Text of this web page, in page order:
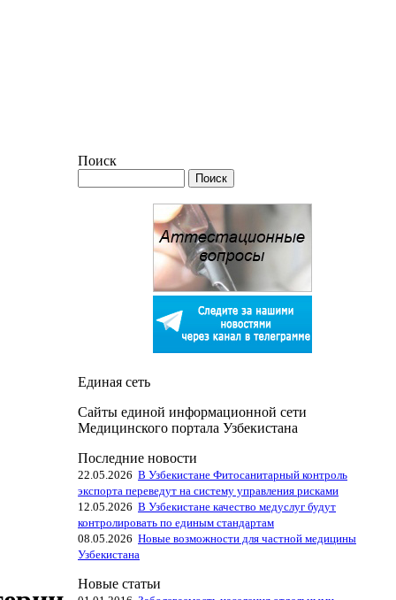
Поиск
Единая сеть
Сайты единой информационной сети
Медицинского портала Узбекистана
Последние новости
22.05.2026 В Узбекистане Фитосанитарный контроль
экспорта переведут на систему управления рисками
12.05.2026 В Узбекистане качество медуслуг будут
контролировать по единым стандартам
08.05.2026 Новые возможности для частной медицины
Узбекистана
Новые статьи